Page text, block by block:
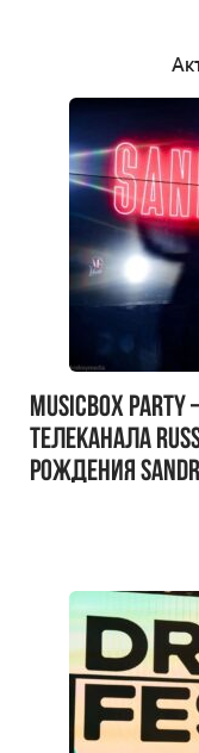
MUSICBOX
телеканала
рождения